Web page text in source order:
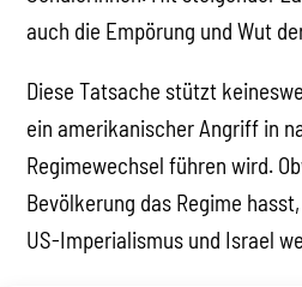
auch die Empörung und Wut
Diese Tatsache stützt
ein amerikanischer Angriff in
Regimewechsel führen wird.
Bevölkerung das Regime
US-Imperialismus und Israel